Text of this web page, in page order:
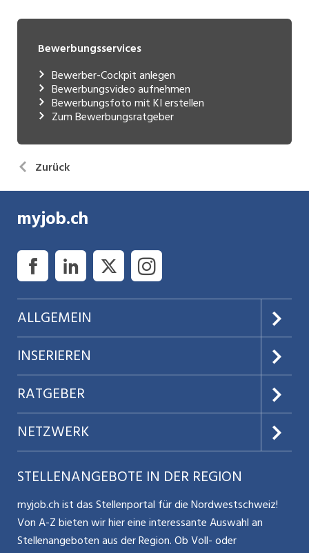
Bewerbungsservices
Bewerber-Cockpit anlegen
Bewerbungsvideo aufnehmen
Bewerbungsfoto mit KI erstellen
Zum Bewerbungsratgeber
Zurück
myjob.ch
ALLGEMEIN
Über uns
AGB
Datenschutz
Nutzungsbedingungen
Glossar
Kontakt
Impressum
INSERIEREN
Preise & Leistungen
Jobs verwalten
Benutzermanual
Bewerber-Cockpit
RATGEBER
Teilzeit / Flexible Arbeitsmodelle
Mitarbeiter 50+ / Pensionierung
NETZWERK
Aargauerzeitung.ch
CH Media
ostjob.ch
STELLENANGEBOTE IN DER REGION
myjob.ch ist das Stellenportal für die Nordwestschweiz!
Von A-Z bieten wir hier eine interessante Auswahl an
Stellenangeboten aus der Region. Ob Voll- oder